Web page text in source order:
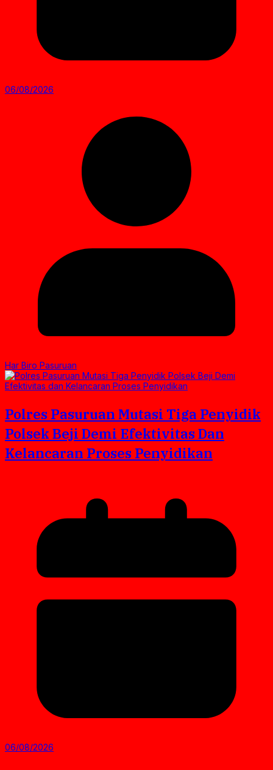
06/08/2026
Har Biro Pasuruan
Polres Pasuruan Mutasi Tiga Penyidik
Polsek Beji Demi Efektivitas Dan
Kelancaran Proses Penyidikan
06/08/2026